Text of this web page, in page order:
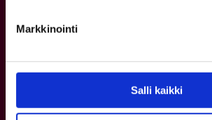
Markkinointi
Salli kaikki